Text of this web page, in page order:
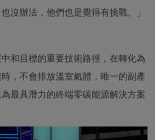
沒辦法，他們也是覺得有挑戰。」
和目標的重要技術路徑，在轉化為
，不會排放溫室氣體，唯一的副產
最具潛力的終端零碳能源解決方案